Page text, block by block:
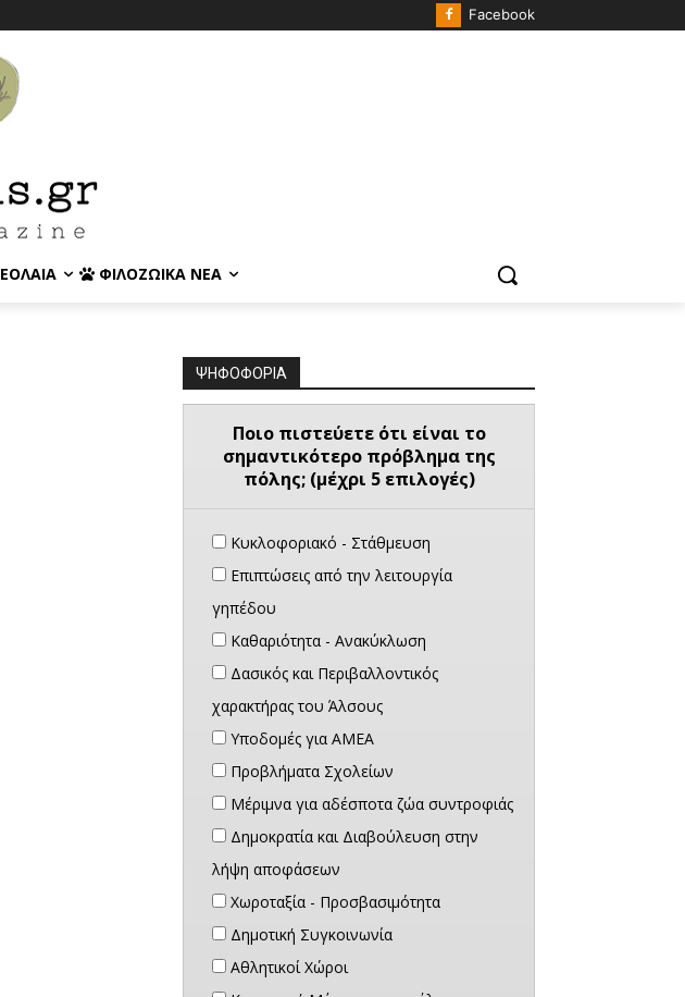
Facebook
ΦΙΛΟΖΩΙΚΆ ΝΈΑ
ΨΗΦΟΦΟΡΙΑ
Ποιο πιστεύετε ότι είναι το
σημαντικότερο πρόβλημα της
πόλης; (μέχρι 5 επιλογές)
Κυκλοφοριακό - Στάθμευση
Επιπτώσεις από την λειτουργία
γηπέδου
Καθαριότητα - Ανακύκλωση
Δασικός και Περιβαλλοντικός
χαρακτήρας του Άλσους
Υποδομές για ΑΜΕΑ
Προβλήματα Σχολείων
Μέριμνα για αδέσποτα ζώα συντροφιάς
Δημοκρατία και Διαβούλευση στην
λήψη αποφάσεων
Χωροταξία - Προσβασιμότητα
Δημοτική Συγκοινωνία
Αθλητικοί Χώροι